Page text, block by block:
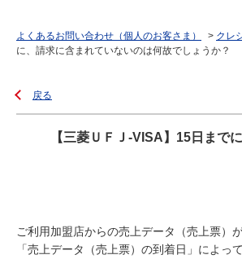
よくあるお問い合わせ（個人のお客さま） > クレ
に、請求に含まれていないのは何故でしょうか？
戻る
【三菱ＵＦＪ-VISA】15日まで
ご利用加盟店からの売上データ（売上票）
「売上データ（売上票）の到着日」によ